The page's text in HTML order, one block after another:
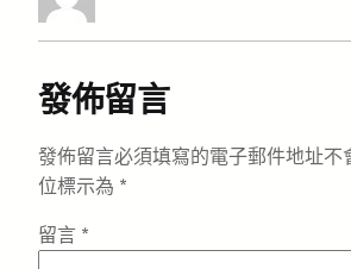
發佈留言
發佈留言必須填寫的電子郵件地址不
位標示為 *
留言 *